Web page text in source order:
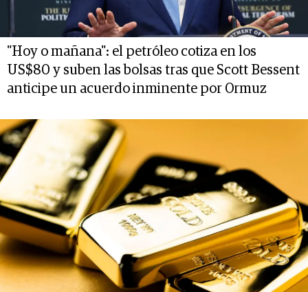
"Hoy o mañana": el petróleo cotiza en los
US$80 y suben las bolsas tras que Scott Bessent
anticipe un acuerdo inminente por Ormuz